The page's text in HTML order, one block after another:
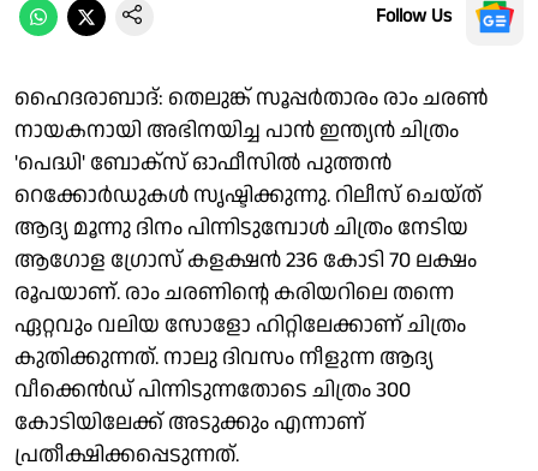
Follow Us
ഹൈദരാബാദ്: തെലുങ്ക് സൂപ്പർതാരം രാം ചരൺ
നായകനായി അഭിനയിച്ച പാൻ ഇന്ത്യൻ ചിത്രം
'പെദ്ധി' ബോക്സ് ഓഫീസിൽ പുത്തൻ
റെക്കോർഡുകൾ സൃഷ്ടിക്കുന്നു. റിലീസ് ചെയ്ത്
ആദ്യ മൂന്നു ദിനം പിന്നിടുമ്പോൾ ചിത്രം നേടിയ
ആഗോള ഗ്രോസ് കളക്ഷൻ 236 കോടി 70 ലക്ഷം
രൂപയാണ്. രാം ചരണിന്റെ കരിയറിലെ തന്നെ
ഏറ്റവും വലിയ സോളോ ഹിറ്റിലേക്കാണ് ചിത്രം
കുതിക്കുന്നത്. നാലു ദിവസം നീളുന്ന ആദ്യ
വീക്കെൻഡ് പിന്നിടുന്നതോടെ ചിത്രം 300
കോടിയിലേക്ക് അടുക്കും എന്നാണ്
പ്രതീക്ഷിക്കപ്പെടുന്നത്.